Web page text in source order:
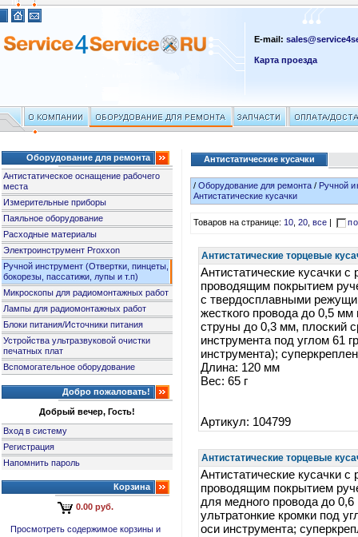
E-mail:
Карта проезда
Оборудование для ремонта
Антистатическое оснащение рабочего
места
Измерительные приборы
Паяльное оборудование
Расходные материалы
Электроинструмент Proxxon
Ручной инструмент (Отвертки, пинцеты,
бокорезы, пассатижи, лупы и т.п)
Микроскопы для радиомонтажных работ
Лампы для радиомонтажных работ
Блоки питания/Источники питания
Устройства ультразвуковой очистки
печатных плат
Вспомогательное оборудование
Добро пожаловать!
Добрый вечер, Гость!
Вход в систему
Регистрация
Напомнить пароль
Корзина
0.00 руб.
Просмотреть содержимое корзины и
Антистатические кусачки
/Оборудование для ремонта / Ручной
Антистатические кусачки
Товаров на странице:10,20,все
Антистатические торцевые
Антистатические кусачки с
проводящим покрытием
с твердосплавными
жесткого провода до 0,5
струны до 0,3 мм, плоский
инструмента под углом 61
инструмента);
Длина: 120 мм
Вес: 65 г
Артикул: 104799
Антистатические торцевые
Антистатические кусачки с
проводящим покрытием
для медного провода до
ультратонкие кромки под
оси инструмента;